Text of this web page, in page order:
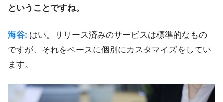
ということですね。
海谷: はい。リリース済みのサービスは標準的なもの
ですが、それをベースに個別にカスタマイズをしてい
ます。